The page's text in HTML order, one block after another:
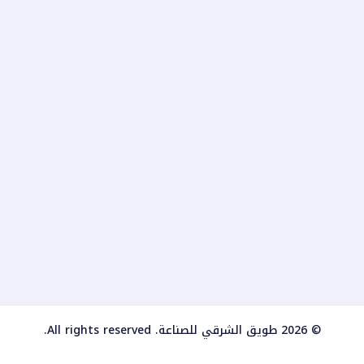
© 2026 طويق الشرقي للصناعة. All rights reserved.